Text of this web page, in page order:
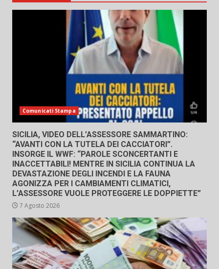
Comunicati Stampa
SICILIA, VIDEO DELL’ASSESSORE SAMMARTINO:
“AVANTI CON LA TUTELA DEI CACCIATORI”.
INSORGE IL WWF: “PAROLE SCONCERTANTI E
INACCETTABILI! MENTRE IN SICILIA CONTINUA LA
DEVASTAZIONE DEGLI INCENDI E LA FAUNA
AGONIZZA PER I CAMBIAMENTI CLIMATICI,
L’ASSESSORE VUOLE PROTEGGERE LE DOPPIETTE”
7 Agosto 2026